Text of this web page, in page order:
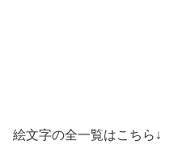
絵文字の全一覧はこちら↓